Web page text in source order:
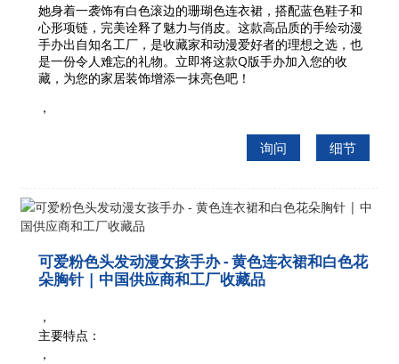
她身着一袭饰有白色滚边的珊瑚色连衣裙，搭配蓝色鞋子和
心形项链，完美诠释了魅力与俏皮。这款高品质的手绘动漫
手办出自知名工厂，是收藏家和动漫爱好者的理想之选，也
是一份令人难忘的礼物。立即将这款Q版手办加入您的收
藏，为您的家居装饰增添一抹亮色吧！
，
询问 细节
可爱粉色头发动漫女孩手办 - 黄色连衣裙和白色花
朵胸针 | 中国供应商和工厂收藏品
，
主要特点：
，